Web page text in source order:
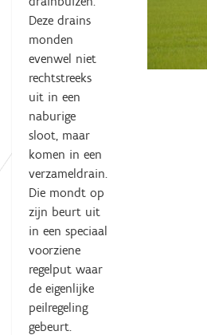
Deze drains
monden
evenwel niet
rechtstreeks
uit in een
naburige
sloot, maar
komen in een
verzameldrain.
Die mondt op
zijn beurt uit
in een speciaal
voorziene
regelput waar
de eigenlijke
peilregeling
gebeurt.